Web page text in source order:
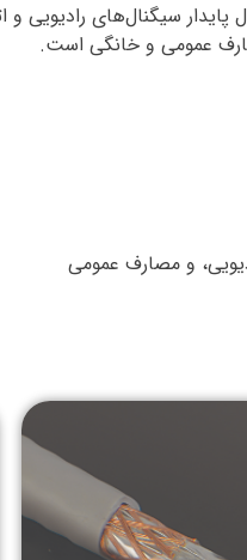
سیگنال‌های رادیویی
و مصارف عمومی